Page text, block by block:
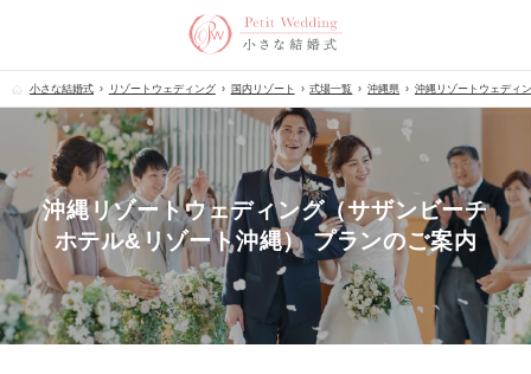
小さな結婚式 リゾートウェディング 国内リゾート 式場一覧 沖縄県 沖縄リゾートウェディ
沖縄リゾートウェディング（サザンビーチ
ホテル&リゾート沖縄） プランのご案内